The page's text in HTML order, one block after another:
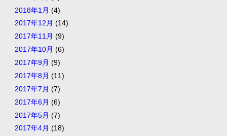
2018年1月 (4)
2017年12月 (14)
2017年11月 (9)
2017年10月 (6)
2017年9月 (9)
2017年8月 (11)
2017年7月 (7)
2017年6月 (6)
2017年5月 (7)
2017年4月 (18)